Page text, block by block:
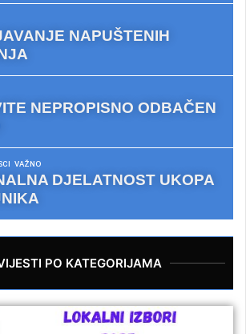
NAPUŠTENIH
NEPROPISNO ODBAČEN
VAŽNO
DJELATNOST UKOPA
PO KATEGORIJAMA